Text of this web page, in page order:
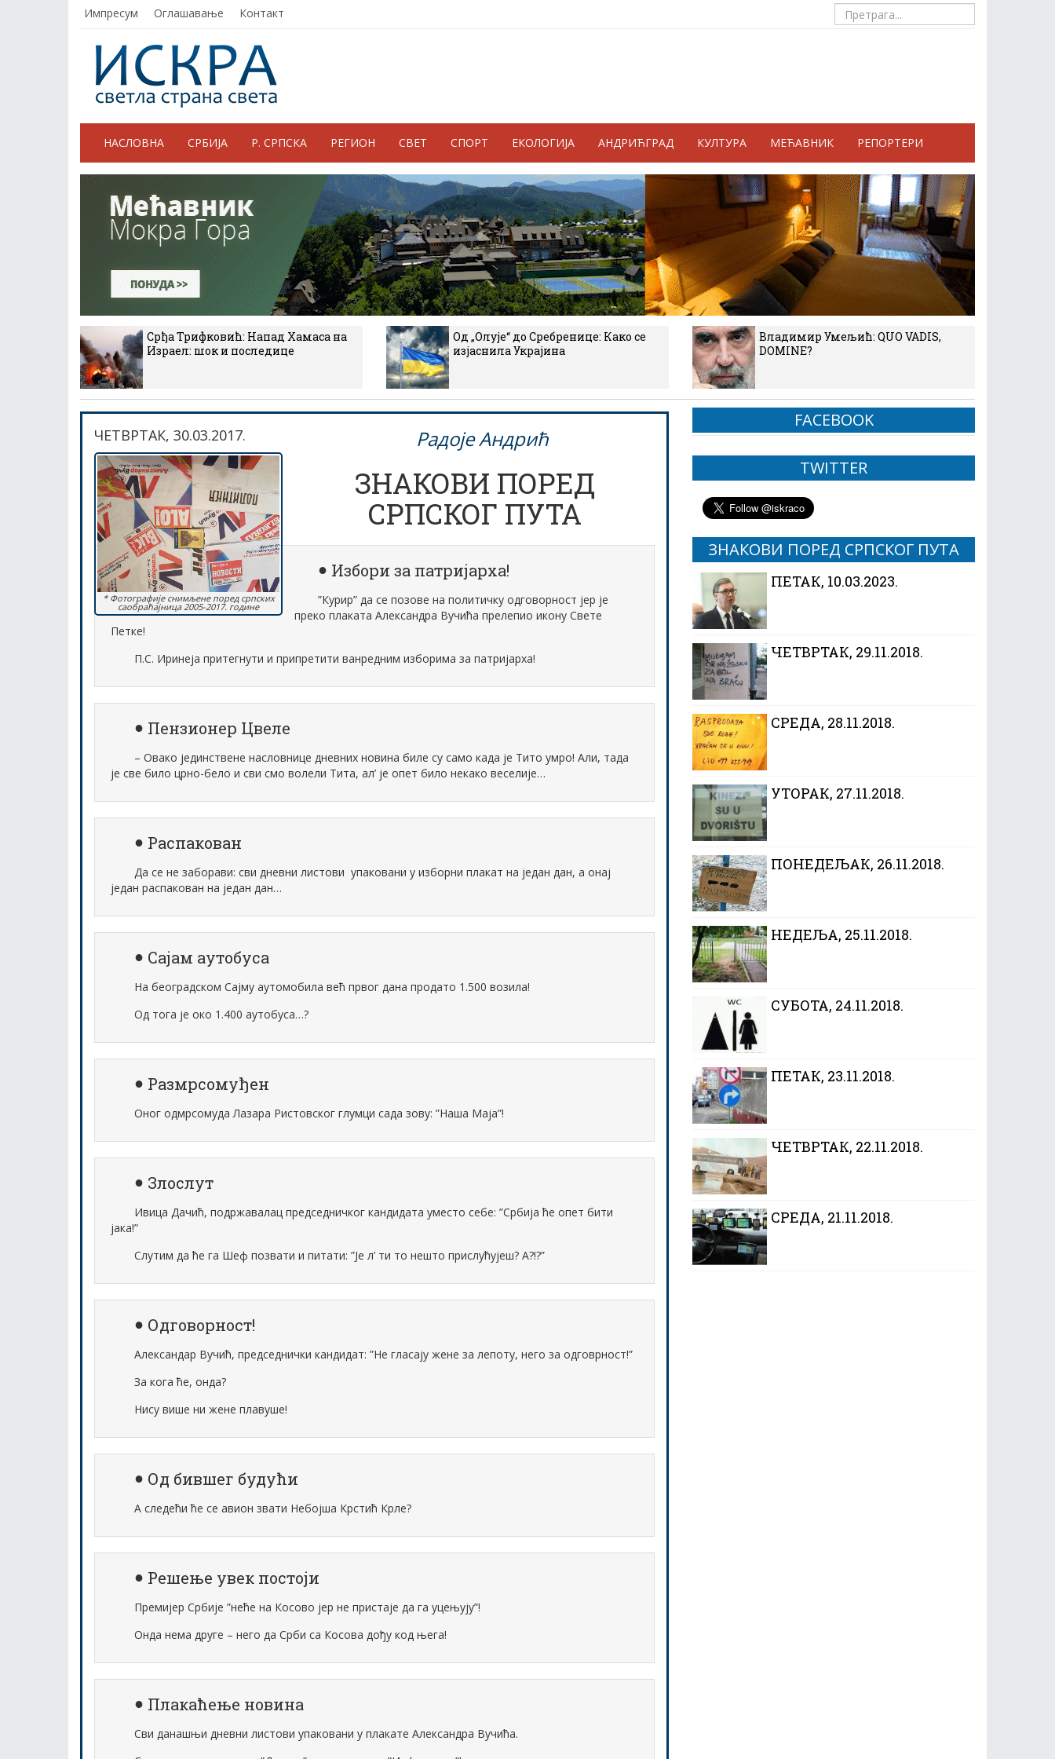
Импресум Оглашавање Контакт
НАСЛОВНА СРБИЈА Р. СРПСКА РЕГИОН СВЕТ СПОРТ ЕКОЛОГИЈА АНДРИЋГРАД КУЛТУРА МЕЋАВНИК РЕПОРТЕРИ
Срђа Трифковић: Напад Хамаса на
Израел: шок и последице
Од „Олује“ до Сребренице: Како се
изјаснила Украјина
Владимир Умељић: QUO VADIS,
DOMINE?
ЧЕТВРТАК, 30.03.2017. Радоје Андрић
* Фотографије снимљене поред српских
саобраћајница 2005-2017. године
ЗНАКОВИ ПОРЕД
СРПСКОГ ПУТА
Избори за патријарха!
”Курир” да се позове на политичку одговорност јер је
преко плаката Александра Вучића прелепио икону Свете
Петке!
П.С. Иринеја притегнути и припретити ванредним изборима за патријарха!
Пензионер Цвеле
– Овако јединствене насловнице дневних новина биле су само када је Тито умро! Али, тада
је све било црно-бело и сви смо волели Тита, ал’ је опет било некако веселије…
Распакован
Да се не заборави: сви дневни листови упаковани у изборни плакат на један дан, а онај
један распакован на један дан…
Сајам аутобуса
На београдском Сајму аутомобила већ првог дана продато 1.500 возила!
Од тога је око 1.400 аутобуса…?
Размрсомуђен
Оног одмрсомуда Лазара Ристовског глумци сада зову: ”Наша Маја”!
Злослут
Ивица Дачић, подржавалац председничког кандидата уместо себе: ”Србија ће опет бити
јака!”
Слутим да ће га Шеф позвати и питати: ”Је л’ ти то нешто прислућујеш? А?!?”
Одговорност!
Александар Вучић, председнички кандидат: ”Не гласају жене за лепоту, него за одговрност!”
За кога ће, онда?
Нису више ни жене плавуше!
Од бившег будући
А следећи ће се авион звати Небојша Крстић Крле?
Решење увек постоји
Премијер Србије ”неће на Косово јер не пристаје да га уцењују”!
Онда нема друге – него да Срби са Косова дођу код њега!
Плакаћење новина
Сви данашњи дневни листови упаковани у плакате Александра Вучића.
FACEBOOK
TWITTER
ЗНАКОВИ ПОРЕД СРПСКОГ ПУТА
ПЕТАК, 10.03.2023.
ЧЕТВРТАК, 29.11.2018.
CРЕДА, 28.11.2018.
УТОРАК, 27.11.2018.
ПОНЕДЕЉАК, 26.11.2018.
НЕДЕЉА, 25.11.2018.
СУБОТА, 24.11.2018.
ПЕТАК, 23.11.2018.
ЧЕТВРТАК, 22.11.2018.
CРЕДА, 21.11.2018.